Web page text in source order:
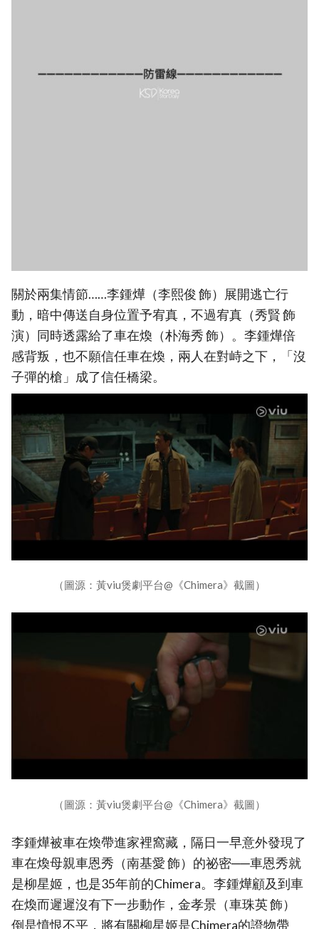
關於兩集情節……李鍾燁（李熙俊 飾）展開逃亡行
動，暗中傳送自身位置予宥真，不過宥真（秀賢 飾
演）同時透露給了車在煥（朴海秀 飾）。李鍾燁倍
感背叛，也不願信任車在煥，兩人在對峙之下，「沒
子彈的槍」成了信任橋梁。
（圖源：黃viu煲劇平台@《Chimera》截圖）
（圖源：黃viu煲劇平台@《Chimera》截圖）
李鍾燁被車在煥帶進家裡窩藏，隔日一早意外發現了
車在煥母親車恩秀（南基愛 飾）的祕密──車恩秀就
是柳星姬，也是35年前的Chimera。李鍾燁顧及到車
在煥而遲遲沒有下一步動作，金孝景（車珠英 飾）
倒是憤恨不平，將有關柳星姬是Chimera的證物帶